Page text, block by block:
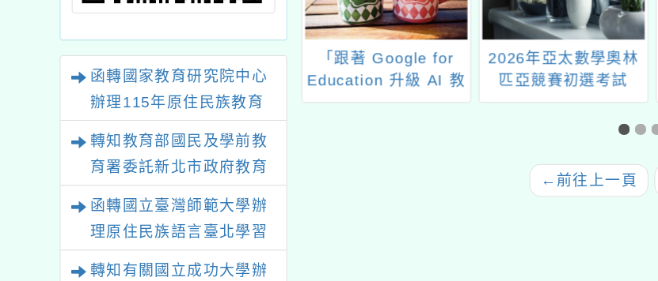
函轉國家教育研究院中心
辦理115年原住民族教育
政策研討會「原住民族教
育國際趨勢與發展」
轉知教育部國民及學前教
育署委託新北市政府教育
局辦理「115年度教師專
業成長研習實施計畫－夢
的N次方素養工作坊新北
場」計畫
函轉國立臺灣師範大學辦
理原住民族語言臺北學習
中心115年度第2期「族語
轉知有關國立成功大學辦
度第2學期期
量測驗」開放
國立公共資訊圖書館為
協助國民小學及公共圖
書館推展 閱讀，辦理
國小班級訪問工作坊
「跟著 Google for
Education 升級 AI 教
2026年亞太數學奧林
匹亞競賽初選考試
← 前往上一頁